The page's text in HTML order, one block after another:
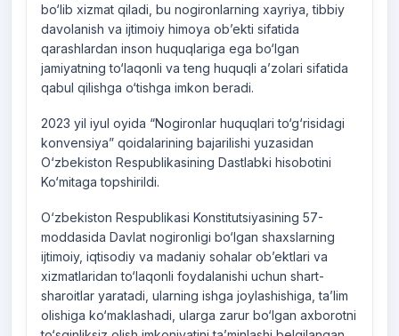
bo‘lib xizmat qiladi, bu nogironlarning xayriya, tibbiy
davolanish va ijtimoiy himoya ob’ekti sifatida
qarashlardan inson huquqlariga ega bo‘lgan
jamiyatning to‘laqonli va teng huquqli a’zolari sifatida
qabul qilishga o‘tishga imkon beradi.
2023 yil iyul oyida “Nogironlar huquqlari to‘g‘risidagi
konvensiya” qoidalarining bajarilishi yuzasidan
O‘zbekiston Respublikasining Dastlabki hisobotini
Ko‘mitaga topshirildi.
O‘zbekiston Respublikasi Konstitutsiyasining 57-
moddasida Davlat nogironligi bo‘lgan shaxslarning
ijtimoiy, iqtisodiy va madaniy sohalar ob’ektlari va
xizmatlaridan to‘laqonli foydalanishi uchun shart-
sharoitlar yaratadi, ularning ishga joylashishiga, ta’lim
olishiga ko‘maklashadi, ularga zarur bo‘lgan axborotni